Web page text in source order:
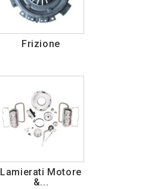
Frizione
Lamierati Motore
&...